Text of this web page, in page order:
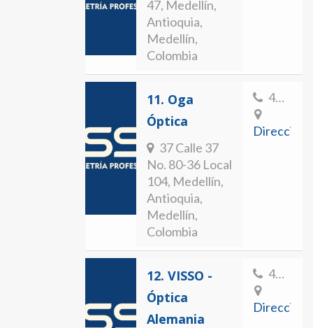
47, Medellín,
Antioquia,
Medellín,
Colombia
11. Oga
Óptica
37 Calle 37
No. 80-36 Local
104, Medellín,
Antioquia,
Medellín,
Colombia
4139599
12. VISSO -
Óptica
Alemania
4205260